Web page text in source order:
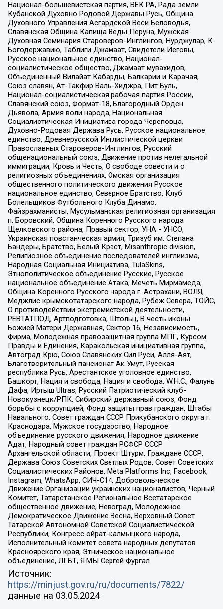
Национал-большевистская партия, ВЕК РА, Рада земли
Кубанской Духовно Родовой Державы Русь, Община
Духовного Управления Асгардской Веси Беловодья,
Славянская Община Капища Веды Перуна, Мужская
Духовная Семинария Староверов-Инглингов, Нурджулар, К
Богодержавию, Таблиги Джамаат, Свидетели Иеговы,
Русское национальное единство, Национал-
социалистическое общество, Джамаат мувахидов,
Объединенный Вилайат Кабарды, Балкарии и Карачая,
Союз славян, Ат-Такфир Валь-Хиджра, Пит Буль,
Национал-социалистическая рабочая партия России,
Славянский союз, Формат-18, Благородный Орден
Дьявола, Армия воли народа, Национальная
Социалистическая Инициатива города Череповца,
Духовно-Родовая Держава Русь, Русское национальное
единство, Древнерусской Инглистической церкви
Православных Староверов-Инглингов, Русский
общенациональный союз, Движение против нелегальной
иммиграции, Кровь и Честь, О свободе совести и о
религиозных объединениях, Омская организация
общественного политического движения Русское
национальное единство, Северное Братство, Клуб
Болельщиков Футбольного Клуба Динамо,
Файзрахманисты, Мусульманская религиозная организация
п. Боровский, Община Коренного Русского народа
Щелковского района, Правый сектор, УНА - УНСО,
Украинская повстанческая армия, Тризуб им. Степана
Бандеры, Братство, Белый Крест, Misanthropic division,
Религиозное объединение последователей инглиизма,
Народная Социальная Инициатива, TulaSkins,
Этнополитическое объединение Русские, Русское
национальное объединение Атака, Мечеть Мирмамеда,
Община Коренного Русского народа г. Астрахани, ВОЛЯ,
Меджлис крымскотатарского народа, Рубеж Севера, ТОЙС,
О противодействии экстремистской деятельности,
РЕВТАТПОД, Артподготовка, Штольц, В честь иконы
Божией Матери Державная, Сектор 16, Независимость,
Фирма, Молодежная правозащитная группа МПГ, Курсом
Правды и Единения, Каракольская инициативная группа,
Автоград Крю, Союз Славянских Сил Руси, Алля-Аят,
Благотворительный пансионат Ак Умут, Русская
республика Русь, Арестантское уголовное единство,
Башкорт, Нация и свобода, Нация и свобода, W.H.С., Фалунь
Дафа, Иртыш Ultras, Русский Патриотический клуб-
Новокузнецк/РПК, Сибирский державный союз, Фонд
борьбы с коррупцией, Фонд защиты прав граждан, Штабы
Навального, Совет граждан СССР Прикубанского округа г.
Краснодара, Мужское государство, Народное
объединение русского движения, Народное движение
Адат, Народный совет граждан РСФСР СССР
Архангельской области, Проект Штурм, Граждане СССР,
Держава Союз Советских Светлых Родов, Совет Советских
Социалистических Районов, Meta Platforms Inc, Facebook,
Instagram, WhatsApp, СИЧ-С14, Добровольческое
Движение Организации украинских националистов, Черный
Комитет, Татарстанское Региональное Всетатарское
общественное движение, Невоград, Молодежное
Демократическое Движение Весна, Верховный Совет
Татарской Автономной Советской Социалистической
Республики, Конгресс ойрат-калмыцкого народа,
Исполнительный комитет совета народных депутатов
Красноярского края, Этническое национальное
объединение, ЛГБТ, Я.МЫ Сергей Фургал
Источник:
https://minjust.gov.ru/ru/documents/7822/
данные на 03.05.2024